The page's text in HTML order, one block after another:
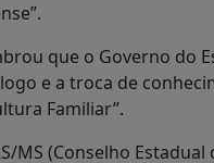
que o Governo do
e a troca de
Familiar”.
MS (Conselho